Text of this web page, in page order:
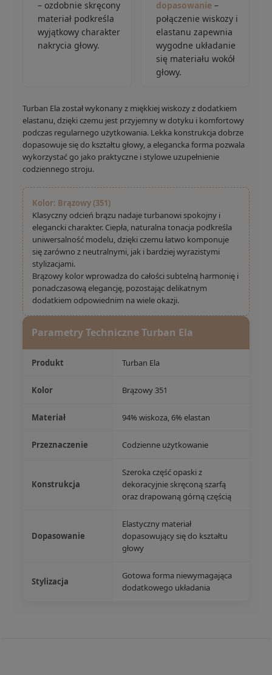
– ozdobnie skręcony
materiał podkreśla
wyjątkowy charakter
nakrycia głowy.
dopasowanie–
połączenie wiskozy i
elastanu zapewnia
wygodne układanie
się materiału wokół
głowy.
Turban Ela został wykonany z miękkiej wiskozy z dodatkiem
elastanu, dzięki czemu jest przyjemny w dotyku i komfortowy
podczas regularnego użytkowania. Lekka konstrukcja dobrze
dopasowuje się do kształtu głowy, a elegancka forma pozwala
wykorzystać go jako praktyczne i stylowe uzupełnienie
codziennego stroju.
Kolor: Brązowy (351)
Klasyczny odcień brązu nadaje turbanowi spokojny i
elegancki charakter. Ciepła, naturalna tonacja podkreśla
uniwersalność modelu, dzięki czemu łatwo komponuje
się zarówno z neutralnymi, jak i bardziej wyrazistymi
stylizacjami.
Brązowy kolor wprowadza do całości subtelną harmonię i
ponadczasową elegancję, pozostając delikatnym
dodatkiem odpowiednim na wiele okazji.
Parametry Techniczne Turban Ela
Produkt Turban Ela
Kolor Brązowy 351
Materiał 94% wiskoza, 6% elastan
Przeznaczenie Codzienne użytkowanie
Konstrukcja
Szeroka część opaski z
dekoracyjnie skręconą szarfą
oraz drapowaną górną częścią
Dopasowanie
Elastyczny materiał
dopasowujący się do kształtu
głowy
Stylizacja
Gotowa forma niewymagająca
dodatkowego układania